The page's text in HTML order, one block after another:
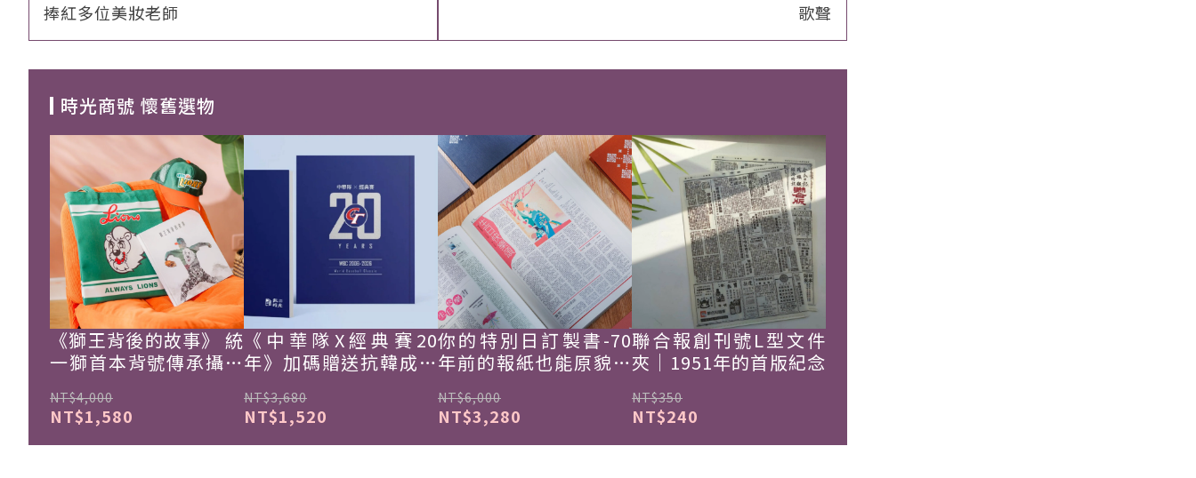
捧紅多位美妝老師
歌聲
時光商號 懷舊選物
《獅王背後的故事》 統
一獅首本背號傳承攝影
NT$4,000
NT$1,580
《中華隊X經典賽20
年》加碼贈送抗韓成功
NT$3,680
NT$1,520
你的特別日訂製書-70
年前的報紙也能原貌重
NT$6,000
NT$3,280
聯合報創刊號L型文件
夾｜1951年的首版紀念
NT$350
NT$240